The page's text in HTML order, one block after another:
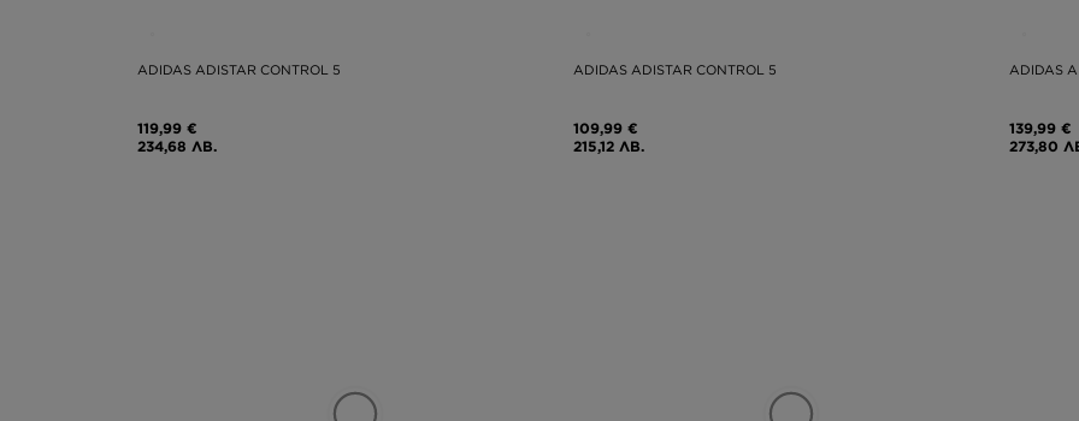
ADIDAS ADISTAR CONTROL 5
119,99 €
234,68 ЛВ.
ADIDAS ADISTAR CONTROL 5
109,99 €
215,12 ЛВ.
ADIDAS
139,99 €
273,80